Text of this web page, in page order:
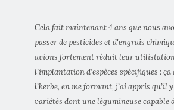
Cela fait maintenant 4 ans que nous
passer de pesticides et d'engrais
avions fortement réduit leur
l’implantation d’espèces spécifiques :
l’herbe, en me formant, j’ai appris qu’il
variétés dont une légumineuse capable